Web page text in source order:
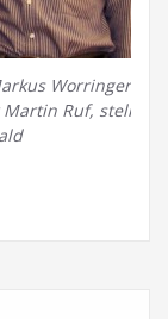
Worringer,
Ruf, stellv.